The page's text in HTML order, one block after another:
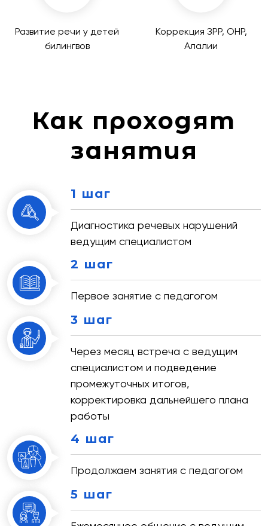
Развитие речи у детей
билингвов
Коррекция ЗРР, ОНР,
Алалии
Как проходят
занятия
1 шаг
Диагностика речевых нарушений
ведущим специалистом
2 шаг
Первое занятие с педагогом
3 шаг
Через месяц встреча с ведущим
специалистом и подведение
промежуточных итогов,
корректировка дальнейшего плана
работы
4 шаг
Продолжаем занятия с педагогом
5 шаг